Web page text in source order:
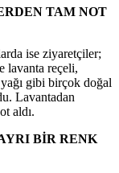
TAM NOT
ise ziyaretçiler;
lavanta reçeli,
gibi birçok doğal
Lavantadan
aldı.
BİR RENK